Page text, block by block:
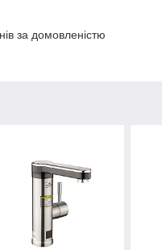
за домовленістю